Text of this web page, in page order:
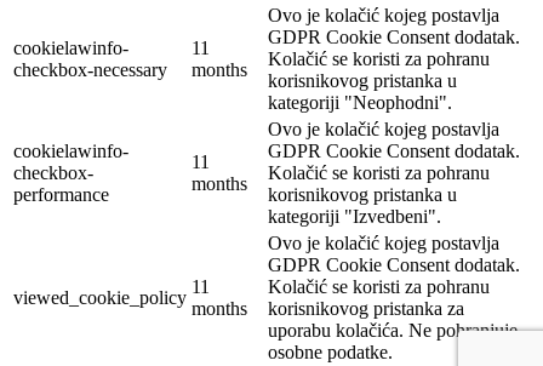
cookielawinfo-
checkbox-necessary
11
months
Ovo je kolačić kojeg postavlja
GDPR Cookie Consent dodatak.
Kolačić se koristi za pohranu
korisnikovog pristanka u
kategoriji "Neophodni".
cookielawinfo-
checkbox-
performance
11
months
Ovo je kolačić kojeg postavlja
GDPR Cookie Consent dodatak.
Kolačić se koristi za pohranu
korisnikovog pristanka u
kategoriji "Izvedbeni".
viewed_cookie_policy
11
months
Ovo je kolačić kojeg postavlja
GDPR Cookie Consent dodatak.
Kolačić se koristi za pohranu
korisnikovog pristanka za
uporabu kolačića. Ne pohranjuje
osobne podatke.